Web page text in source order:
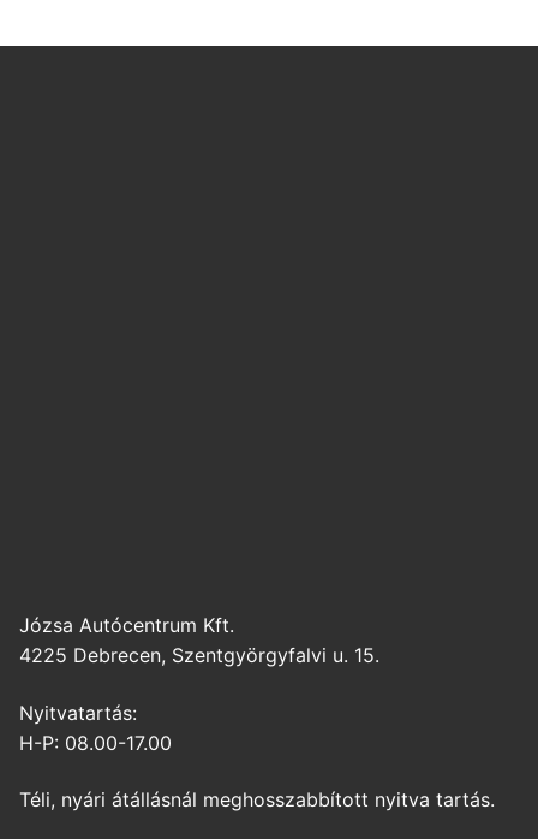
Józsa Autócentrum Kft.
4225 Debrecen, Szentgyörgyfalvi u. 15.
Nyitvatartás:
H-P: 08.00-17.00
Téli, nyári átállásnál meghosszabbított nyitva tartás.